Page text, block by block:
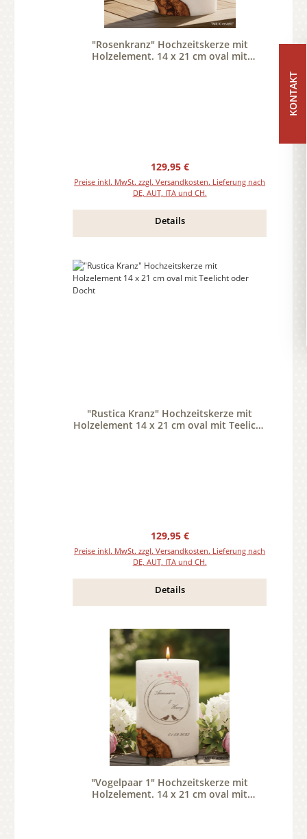
"Rosenkranz" Hochzeitskerze mit
Holzelement. 14 x 21 cm oval mit
Regulärer Preis:
129,95 €
Preise inkl. MwSt. zzgl. Versandkosten. Lieferung nach
DE, AUT, ITA und CH.
Details
"Rustica Kranz" Hochzeitskerze mit
Holzelement 14 x 21 cm oval mit Teelicht
Regulärer Preis:
129,95 €
Preise inkl. MwSt. zzgl. Versandkosten. Lieferung nach
DE, AUT, ITA und CH.
Details
"Vogelpaar 1" Hochzeitskerze mit
Holzelement. 14 x 21 cm oval mit
KONTAKT